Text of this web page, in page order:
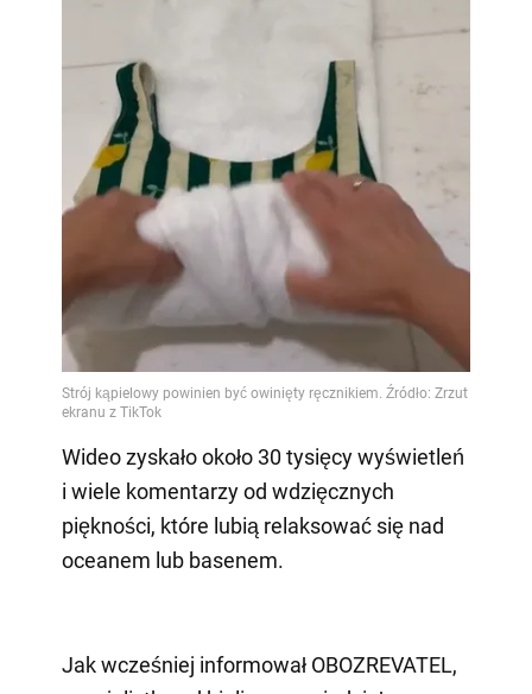
Wideo zyskało około 30 tysięcy wyświetleń
i wiele komentarzy od wdzięcznych
piękności, które lubią relaksować się nad
oceanem lub basenem.
Jak wcześniej informował OBOZREVATEL,